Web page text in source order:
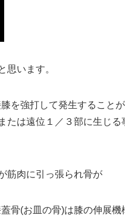
思います。
を強打して発生すること
たは遠位１／３部に生じる
筋肉に引っ張られ骨が
骨(お皿の骨)は膝の伸展機